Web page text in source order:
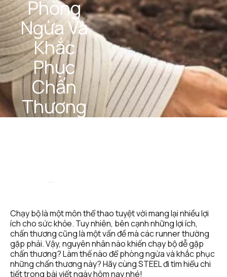
Phòng
Ngừa Và
Khắc
Phục
Chấn
Thương
Chạy bộ là một môn thể thao tuyệt vời mang lại nhiều lợi
ích cho sức khỏe. Tuy nhiên, bên cạnh những lợi ích,
chấn thương cũng là một vấn đề mà các runner thường
gặp phải. Vậy, nguyên nhân nào khiến chạy bộ dễ gặp
chấn thương? Làm thế nào để phòng ngừa và khắc phục
những chấn thương này? Hãy cùng STEEL đi tìm hiểu chi
tiết trong bài viết ngày hôm nay nhé!